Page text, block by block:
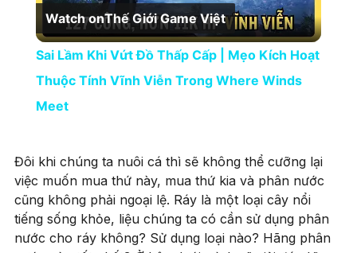
Watch onThế Giới Game Việt
Sai Lầm Khi Vứt Đồ Thấp Cấp | Mẹo Kích Hoạt
Thuộc Tính Vĩnh Viễn Trong Where Winds
Meet
Đôi khi chúng ta nuôi cá thì sẽ không thể cưỡng lại
việc muốn mua thứ này, mua thứ kia và phân nước
cũng không phải ngoại lệ. Ráy là một loại cây nổi
tiếng sống khỏe, liệu chúng ta có cần sử dụng phân
nước cho ráy không? Sử dụng loại nào? Hãng phân